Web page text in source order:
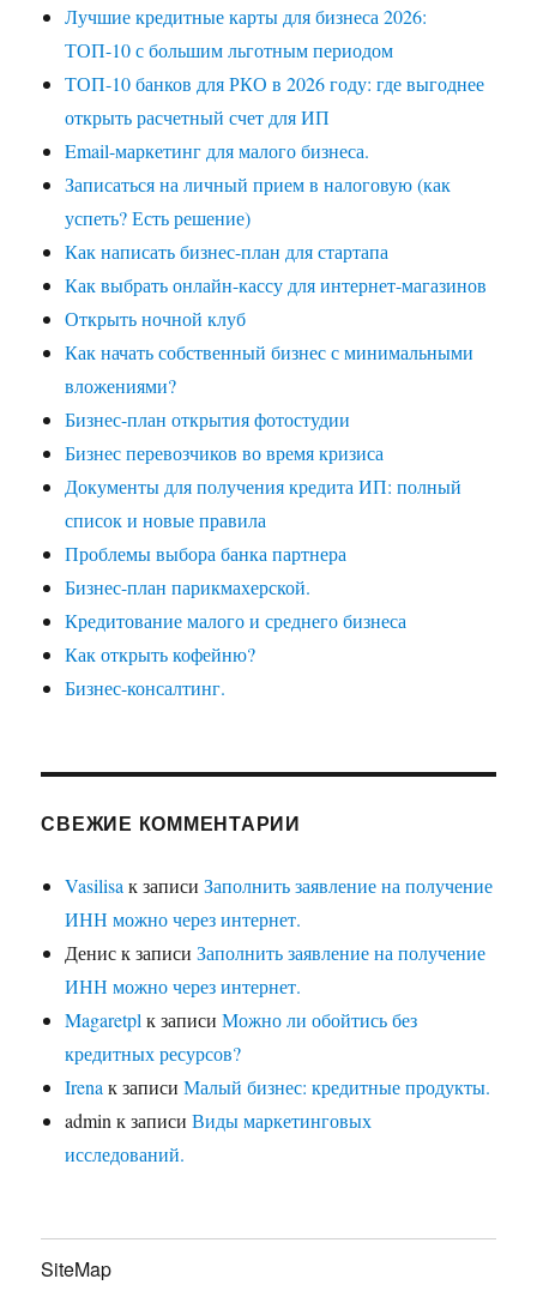
Лучшие кредитные карты для бизнеса 2026:
ТОП-10 с большим льготным периодом
ТОП-10 банков для РКО в 2026 году: где выгоднее
открыть расчетный счет для ИП
Email-маркетинг для малого бизнеса.
Записаться на личный прием в налоговую (как
успеть? Есть решение)
Как написать бизнес-план для стартапа
Как выбрать онлайн-кассу для интернет-магазинов
Открыть ночной клуб
Как начать собственный бизнес с минимальными
вложениями?
Бизнес-план открытия фотостудии
Бизнес перевозчиков во время кризиса
Документы для получения кредита ИП: полный
список и новые правила
Проблемы выбора банка партнера
Бизнес-план парикмахерской.
Кредитование малого и среднего бизнеса
Как открыть кофейню?
Бизнес-консалтинг.
СВЕЖИЕ КОММЕНТАРИИ
Vasilisa к записиЗаполнить заявление на получение
ИНН можно через интернет.
Дениск записиЗаполнить заявление на получение
ИНН можно через интернет.
Magaretpl к записиМожно ли обойтись без
кредитных ресурсов?
Irena к записиМалый бизнес: кредитные продукты.
admin к записиВиды маркетинговых
исследований.
SiteMap